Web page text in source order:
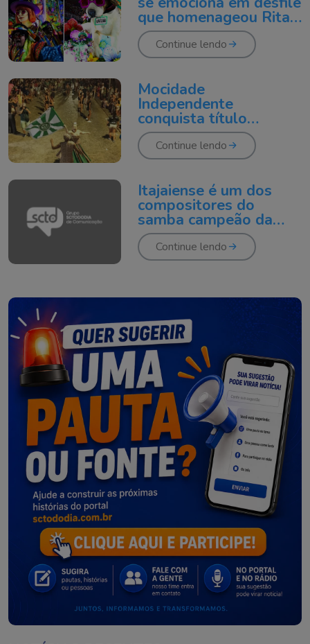
que homenageou Rita
Lee
Continue lendo
Mocidade
Independente
conquista título
histórico no Carnaval
de Laguna
Continue lendo
Itajaiense é um dos
compositores do
samba campeão da
Mocidade no Rio
Continue lendo